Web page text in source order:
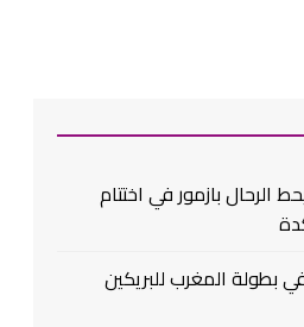
الرحال بازمور في اختتام
بطولة المغرب للبريكين